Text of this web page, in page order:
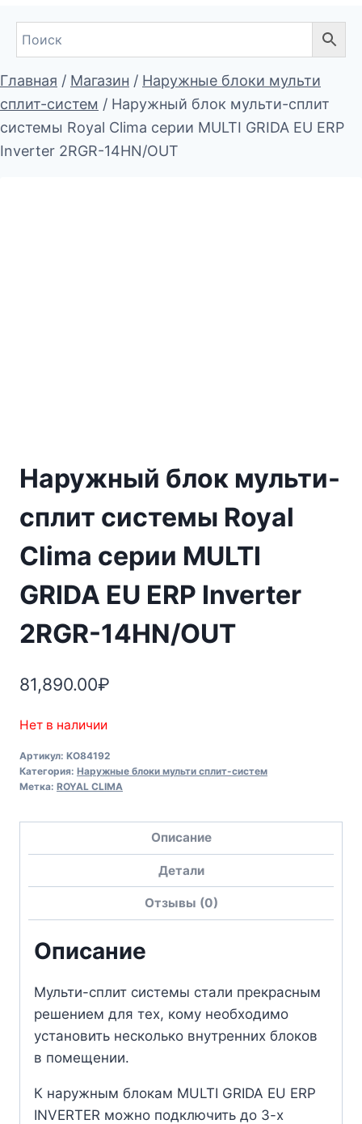
Главная / Магазин / Наружные блоки мульти
сплит-систем / Наружный блок мульти-сплит
системы Royal Clima серии MULTI GRIDA EU ERP
Inverter 2RGR-14HN/OUT
Наружный блок мульти-
сплит системы Royal
Clima серии MULTI
GRIDA EU ERP Inverter
2RGR-14HN/OUT
81,890.00₽
Нет в наличии
Артикул: KO84192
Категория: Наружные блоки мульти сплит-систем
Метка: ROYAL CLIMA
Описание
Детали
Отзывы (0)
Описание
Мульти-сплит системы стали прекрасным
решением для тех, кому необходимо
установить несколько внутренних блоков
в помещении.
К наружным блокам MULTI GRIDA EU ERP
INVERTER можно подключить до 3-х